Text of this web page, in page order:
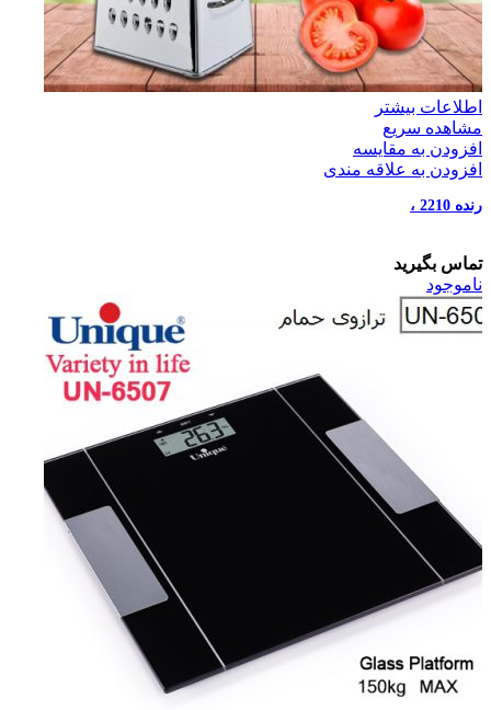
اطلاعات بیشتر
مشاهده سریع
افزودن به مقایسه
افزودن به علاقه مندی
رنده 2210 ،
تماس بگیرید
ناموجود